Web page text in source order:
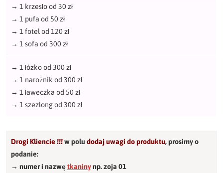
→ 1 krzesło od 30 zł
→ 1 pufa od 50 zł
→ 1 fotel od 120 zł
→ 1 sofa od 300 zł
→ 1 łóżko od 300 zł
→ 1 narożnik od 300 zł
→ 1 ławeczka od 50 zł
→ 1 szezlong od 300 zł
Drogi Kliencie !!!w poludodaj uwagi do produktu,prosimy o
podanie:
→ numer i nazwętkaninynp. zoja 01